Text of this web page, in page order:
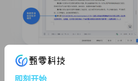
即刻开始